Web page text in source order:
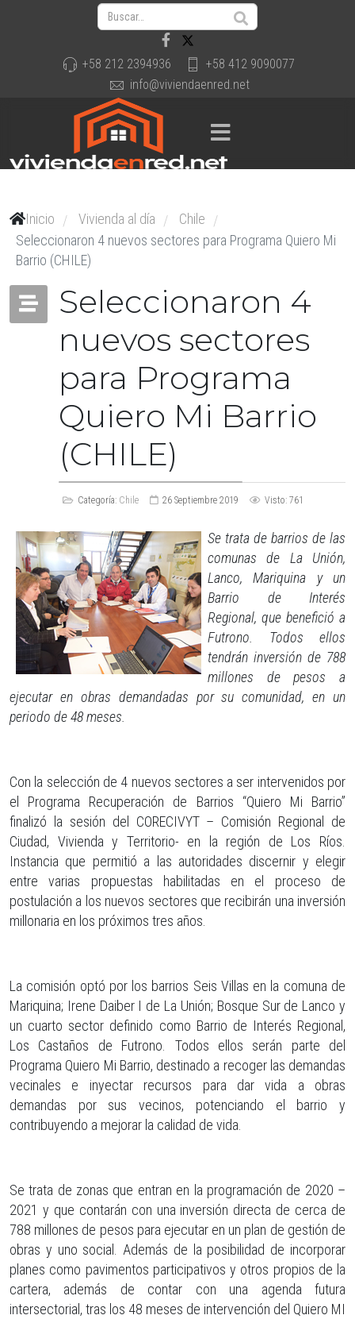
+58 212 2394936
+58 412 9090077
info@viviendaenred.net
Inicio / Vivienda al día / Chile /
Seleccionaron 4 nuevos sectores para Programa Quiero Mi
Barrio (CHILE)
Seleccionaron 4
nuevos sectores
para Programa
Quiero Mi Barrio
(CHILE)
Categoría: Chile 26 Septiembre 2019 Visto: 761
Se trata de barrios de las
comunas de La Unión,
Lanco, Mariquina y un
Barrio de Interés
Regional, que benefició a
Futrono. Todos ellos
tendrán inversión de 788
millones de pesos a
ejecutar en obras demandadas por su comunidad, en un
periodo de 48 meses.
Con la selección de 4 nuevos sectores a ser intervenidos por
el Programa Recuperación de Barrios “Quiero Mi Barrio”
finalizó la sesión del CORECIVYT – Comisión Regional de
Ciudad, Vivienda y Territorio- en la región de Los Ríos.
Instancia que permitió a las autoridades discernir y elegir
entre varias propuestas habilitadas en el proceso de
postulación a los nuevos sectores que recibirán una inversión
millonaria en los próximos tres años.
La comisión optó por los barrios Seis Villas en la comuna de
Mariquina; Irene Daiber I de La Unión; Bosque Sur de Lanco y
un cuarto sector definido como Barrio de Interés Regional,
Los Castaños de Futrono. Todos ellos serán parte del
Programa Quiero Mi Barrio, destinado a recoger las demandas
vecinales e inyectar recursos para dar vida a obras
demandas por sus vecinos, potenciando el barrio y
contribuyendo a mejorar la calidad de vida.
Se trata de zonas que entran en la programación de 2020 –
2021 y que contarán con una inversión directa de cerca de
788 millones de pesos para ejecutar en un plan de gestión de
obras y uno social. Además de la posibilidad de incorporar
planes como pavimentos participativos y otros propios de la
cartera, además de contar con una agenda futura
intersectorial, tras los 48 meses de intervención del Quiero MI